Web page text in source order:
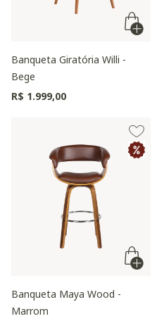
Banqueta Giratória Willi -
Bege
R$ 1.999,00
Banqueta Maya Wood -
Marrom